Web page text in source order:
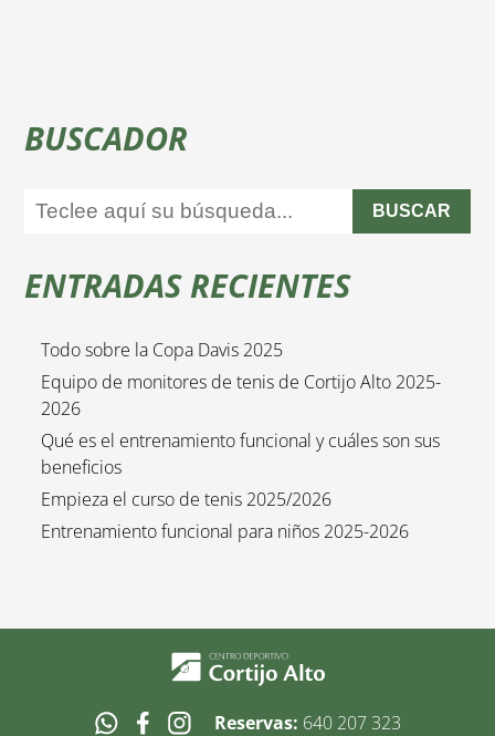
BUSCADOR
BUSCAR
ENTRADAS RECIENTES
Todo sobre la Copa Davis 2025
Equipo de monitores de tenis de Cortijo Alto 2025-
2026
Qué es el entrenamiento funcional y cuáles son sus
beneficios
Empieza el curso de tenis 2025/2026
Entrenamiento funcional para niños 2025-2026
Reservas: 640 207 323